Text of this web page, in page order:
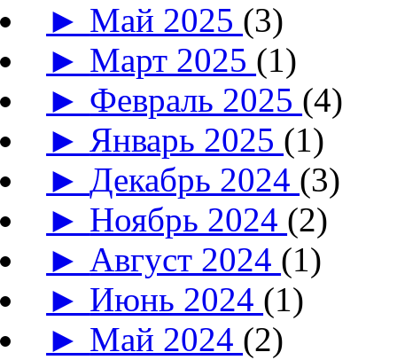
► Май 2025 (3)
► Март 2025 (1)
► Февраль 2025 (4)
► Январь 2025 (1)
►Декабрь 2024 (3)
► Ноябрь 2024 (2)
► Август 2024 (1)
► Июнь 2024 (1)
► Май 2024 (2)